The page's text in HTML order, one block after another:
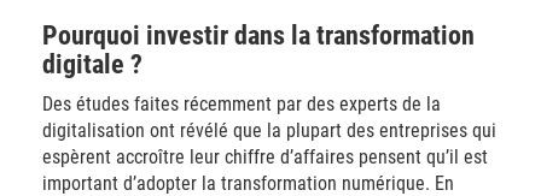
Pourquoi investir dans la transformation
digitale ?
Des études faites récemment par des experts de la
digitalisation ont révélé que la plupart des entreprises qui
espèrent accroître leur chiffre d’affaires pensent qu’il est
important d’adopter la transformation numérique. En